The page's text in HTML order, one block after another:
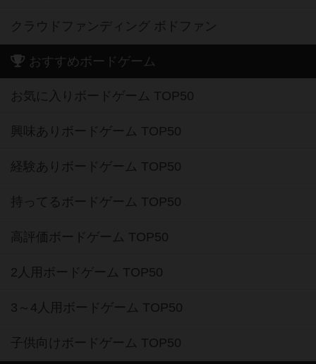
クラウドファンディング ボドファン
おすすめボードゲーム
お気に入りボードゲーム TOP50
興味ありボードゲーム TOP50
経験ありボードゲーム TOP50
持ってるボードゲーム TOP50
高評価ボードゲーム TOP50
2人用ボードゲーム TOP50
3～4人用ボードゲーム TOP50
子供向けボードゲーム TOP50